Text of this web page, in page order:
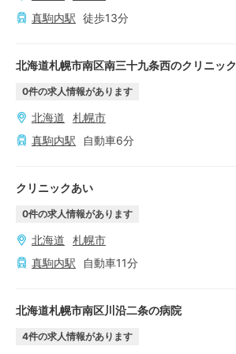
真駒内駅 徒歩13分
北海道札幌市南区南三十九条西のクリニック
0件の求人情報があります
北海道
札幌市
真駒内駅 自動車6分
クリニックあい
0件の求人情報があります
北海道
札幌市
真駒内駅 自動車11分
北海道札幌市南区川沿二条の病院
4件の求人情報があります